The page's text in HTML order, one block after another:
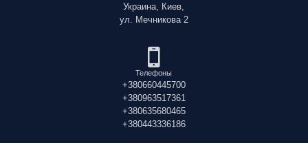
Украина, Киев,
ул. Мечникова 2
Телефоны
+380660445700
+380963517361
+380635680465
+380443336186